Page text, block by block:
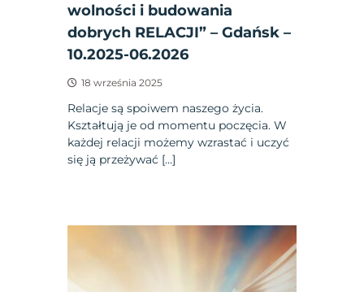
wolności i budowania
dobrych RELACJI” – Gdańsk –
10.2025-06.2026
18 września 2025
Relacje są spoiwem naszego życia.
Kształtują je od momentu poczęcia. W
każdej relacji możemy wzrastać i uczyć
się ją przeżywać […]